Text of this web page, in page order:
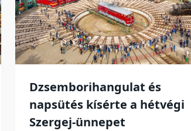
Dzsemborihangulat és
napsütés kísérte a hétvégi
Szergej-ünnepet